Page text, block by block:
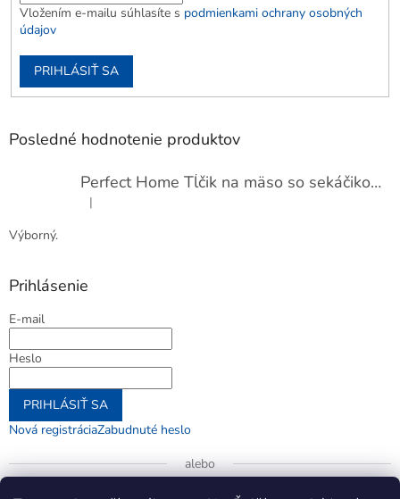
Vložením e-mailu súhlasíte s podmienkami ochrany osobných
údajov
PRIHLÁSIŤ SA
Posledné hodnotenie produktov
Perfect Home Tĺčik na mäso so sekáčikom, 56893
Hodnotenie produktu je 5 z 5 hviezdičiek.
|
Výborný.
Prihlásenie
E-mail
Heslo
PRIHLÁSIŤ SA
Nová registráciaZabudnuté heslo
alebo